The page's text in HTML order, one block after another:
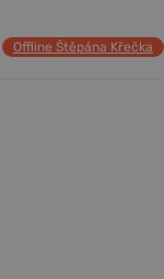
Offline Štěpána Křečka